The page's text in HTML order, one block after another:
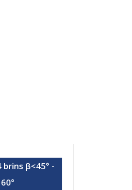
brins β<45° -
60°